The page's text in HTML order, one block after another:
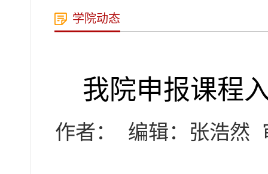
学院动态
我院申报课程
作者： 编辑：张浩然